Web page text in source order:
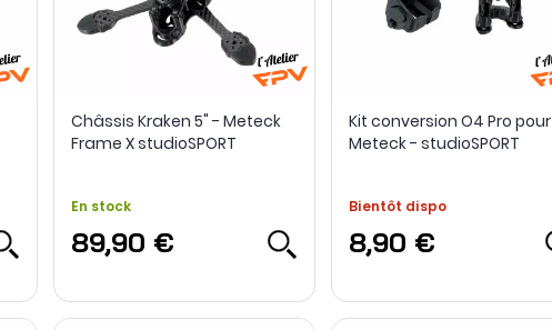
Châssis Kraken 5" - Meteck
Frame X studioSPORT
En stock
89,90 €
Kit conversion O4 Pro pour
Meteck - studioSPORT
Bientôt dispo
8,90 €